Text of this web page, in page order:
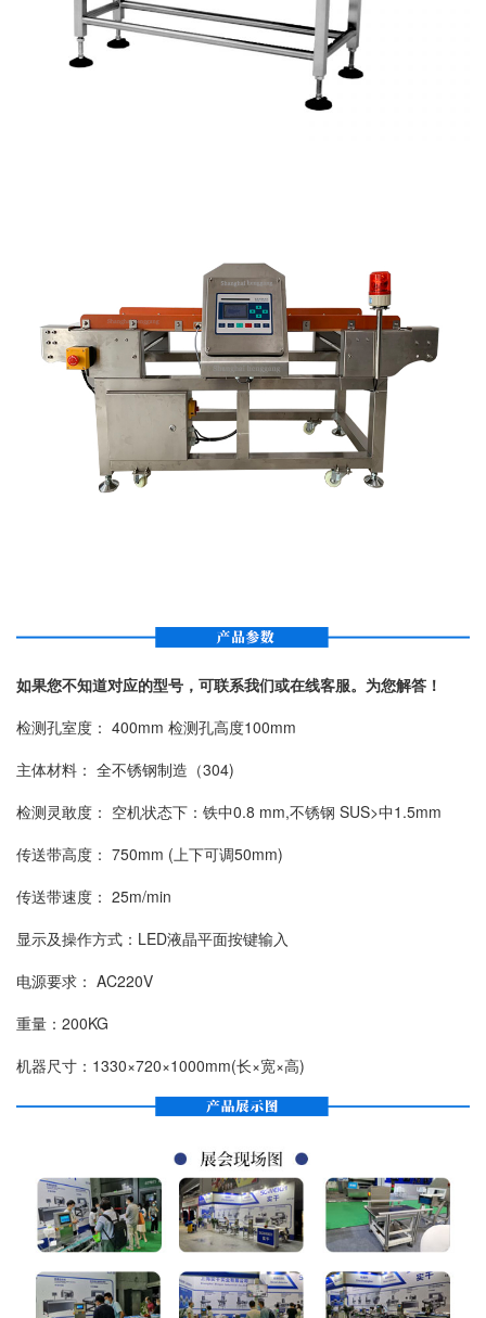
如果您不知道对应的型号，可联系我们或在线客服。为您解答！
检测孔室度： 400mm 检测孔高度100mm
主体材料： 全不锈钢制造（304)
检测灵敢度： 空机状态下：铁中0.8 mm,不锈钢 SUS>中1.5mm
传送带高度： 750mm (上下可调50mm)
传送带速度： 25m/min
显示及操作方式：LED液晶平面按键输入
电源要求： AC220V
重量：200KG
机器尺寸：1330×720×1000mm(长×宽×高)